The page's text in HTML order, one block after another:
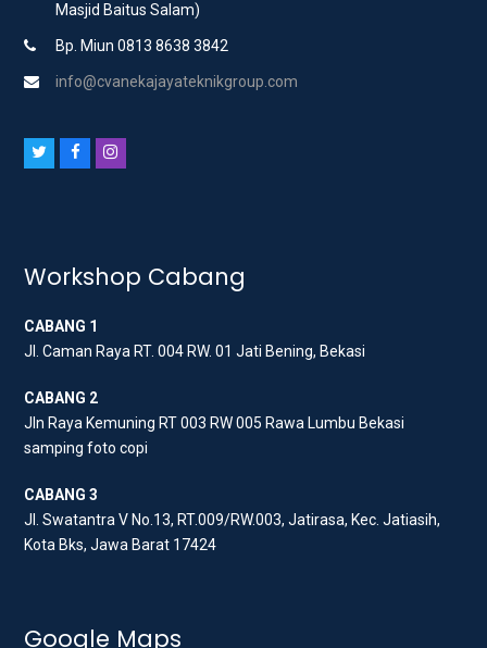
Masjid Baitus Salam)
Bp. Miun 0813 8638 3842
info@cvanekajayateknikgroup.com
t
r
b
o
k
a
a
Workshop Cabang
CABANG 1
Jl. Caman Raya RT. 004 RW. 01 Jati Bening, Bekasi
CABANG 2
Jln Raya Kemuning RT 003 RW 005 Rawa Lumbu Bekasi
samping foto copi
CABANG 3
Jl. Swatantra V No.13, RT.009/RW.003, Jatirasa, Kec. Jatiasih,
Kota Bks, Jawa Barat 17424
Google Maps